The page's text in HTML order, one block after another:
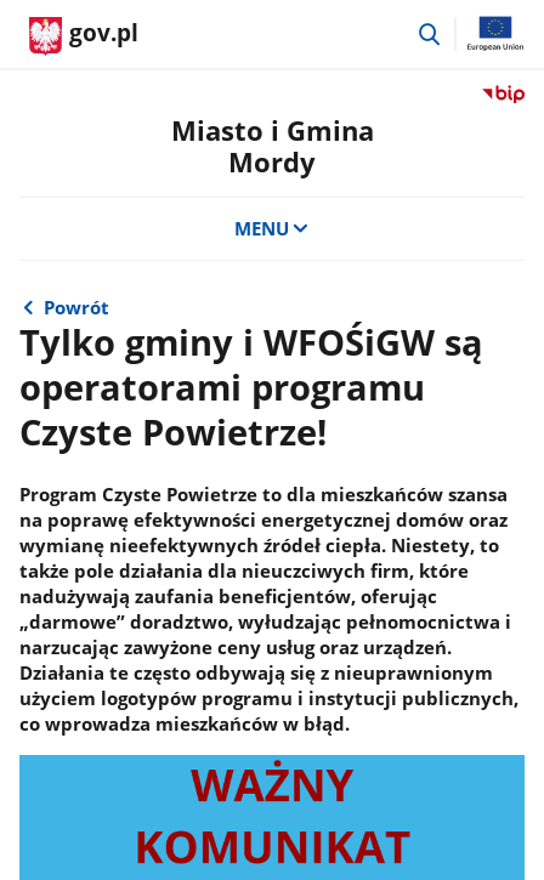
gov.pl
przejdź
Przejdź
Miasto i Gmina
Mordy
MENU
Powrót
Tylko gminy i WFOŚiGW są
operatorami programu
Czyste Powietrze!
Program Czyste Powietrze to dla mieszkańców szansa
na poprawę efektywności energetycznej domów oraz
wymianę nieefektywnych źródeł ciepła. Niestety, to
także pole działania dla nieuczciwych firm, które
nadużywają zaufania beneficjentów, oferując
„darmowe” doradztwo, wyłudzając pełnomocnictwa i
narzucając zawyżone ceny usług oraz urządzeń.
Działania te często odbywają się z nieuprawnionym
użyciem logotypów programu i instytucji publicznych,
co wprowadza mieszkańców w błąd.